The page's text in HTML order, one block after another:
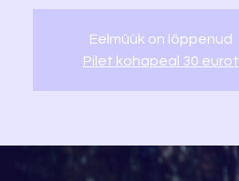
Eelmüük on lõppenud
Pilet kohapeal 30 eurot